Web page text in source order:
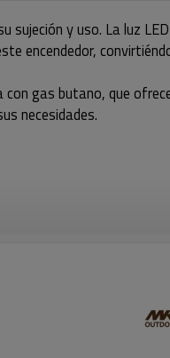
sujeción y uso. La luz
encendedor,
gas butano, que
necesidades.
un encendedor de